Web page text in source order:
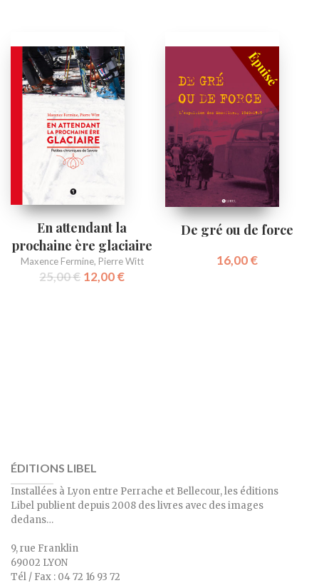
En attendant la
prochaine ère glaciaire
Maxence Fermine, Pierre Witt
25,00€ 12,00€
De gré ou de force
16,00€
ÉDITIONS LIBEL
Installées à Lyon entre Perrache et Bellecour, les éditions
Libel publient depuis 2008 des livres avec des images
dedans…
9, rue Franklin
69002 LYON
Tél / Fax : 04 72 16 93 72